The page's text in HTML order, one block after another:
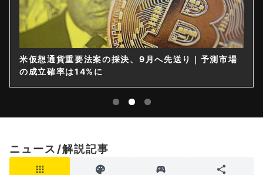
米仮想通貨重要法案の採決、9月へ先送り｜予測市場
の成立確率は14%に
ニュース/解説記事